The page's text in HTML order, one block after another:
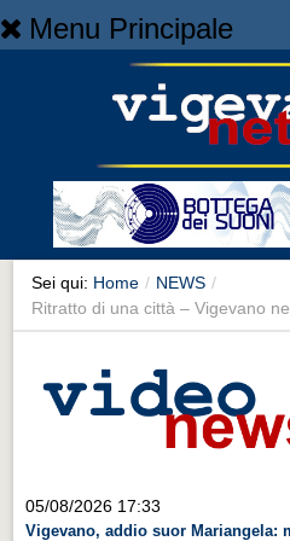
Menu Principale
NEWS
Cronaca
Cronaca
Artes et Artificia
Sport
Territorio
Sei qui: Home / NEWS /
Ritratto di una città – Vigevano
05/08/2026 17:33
Vigevano, addio suor Mariangela: